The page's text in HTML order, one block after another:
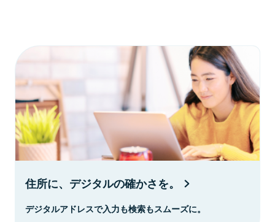
住所に、デジタルの確かさを。
デジタルアドレスで入力も検索もスムーズに。